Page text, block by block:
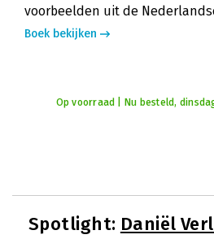
voorbeelden uit de
Boek bekijken
Op voorraad | Nu besteld,
Spotlight: Daniël